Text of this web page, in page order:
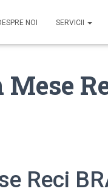
NOI SERVICII
Reci